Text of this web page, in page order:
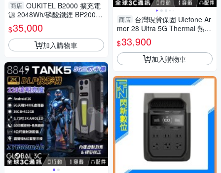
商店 OUKITEL B2000 擴充電
源 2048Wh/磷酸鐵鋰 BP2000
專用子機 PD100W 手機筆電充
電
$35,000
加入購物車
商店 台灣現貨保固 Ulefone Ar
mor 28 Ultra 5G Thermal 熱像
儀 三防手機
$33,900
加入購物車